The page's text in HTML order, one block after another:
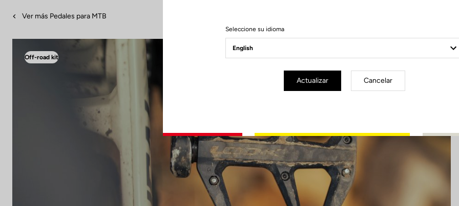
Ver más Pedales para MTB
Off-road kit
Seleccione su idioma
Actualizar Cancelar